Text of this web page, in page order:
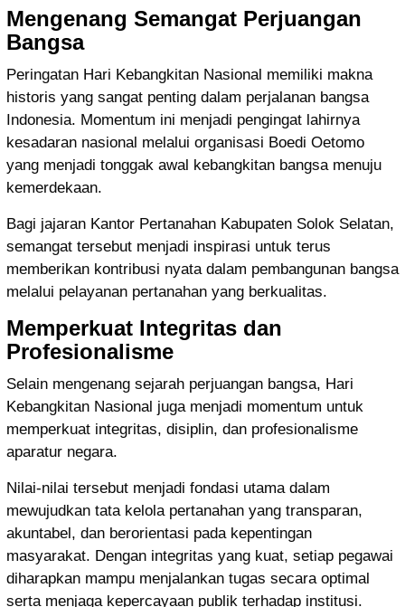
Mengenang Semangat Perjuangan
Bangsa
Peringatan Hari Kebangkitan Nasional memiliki makna
historis yang sangat penting dalam perjalanan bangsa
Indonesia. Momentum ini menjadi pengingat lahirnya
kesadaran nasional melalui organisasi Boedi Oetomo
yang menjadi tonggak awal kebangkitan bangsa menuju
kemerdekaan.
Bagi jajaran Kantor Pertanahan Kabupaten Solok Selatan,
semangat tersebut menjadi inspirasi untuk terus
memberikan kontribusi nyata dalam pembangunan bangsa
melalui pelayanan pertanahan yang berkualitas.
Memperkuat Integritas dan
Profesionalisme
Selain mengenang sejarah perjuangan bangsa, Hari
Kebangkitan Nasional juga menjadi momentum untuk
memperkuat integritas, disiplin, dan profesionalisme
aparatur negara.
Nilai-nilai tersebut menjadi fondasi utama dalam
mewujudkan tata kelola pertanahan yang transparan,
akuntabel, dan berorientasi pada kepentingan
masyarakat. Dengan integritas yang kuat, setiap pegawai
diharapkan mampu menjalankan tugas secara optimal
serta menjaga kepercayaan publik terhadap institusi.